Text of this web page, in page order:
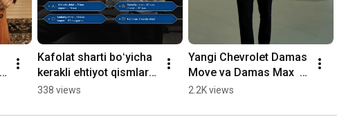
Kafolat sharti boʻyicha
kerakli ehtiyot qismlar
qancha vaqtda yetib
338 views
Yangi Chevrolet Damas
Move va Damas Max
sotuvda!
2.2K views